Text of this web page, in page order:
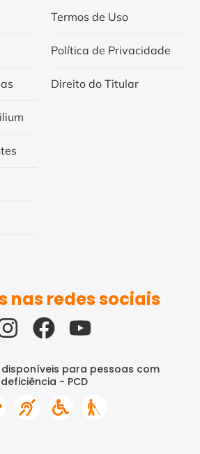
Termos de Uso
Política de Privacidade
Direito do Titular
nas redes sociais
para pessoas com
deficiência - PCD